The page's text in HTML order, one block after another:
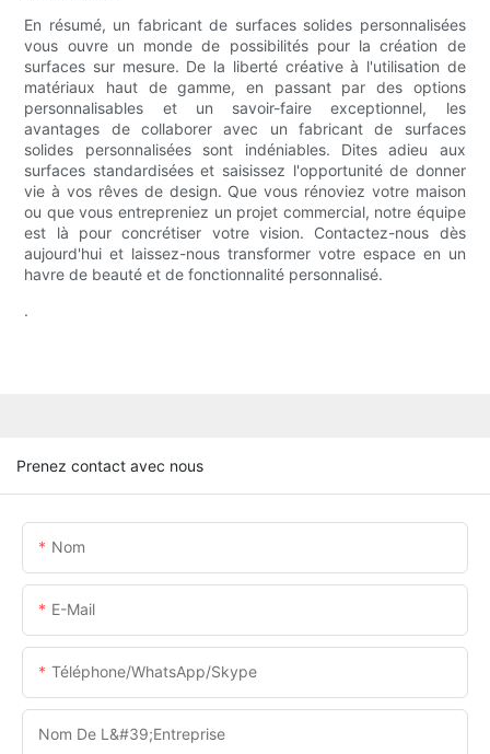
En résumé, un fabricant de surfaces solides personnalisées
vous ouvre un monde de possibilités pour la création de
surfaces sur mesure. De la liberté créative à l'utilisation de
matériaux haut de gamme, en passant par des options
personnalisables et un savoir-faire exceptionnel, les
avantages de collaborer avec un fabricant de surfaces
solides personnalisées sont indéniables. Dites adieu aux
surfaces standardisées et saisissez l'opportunité de donner
vie à vos rêves de design. Que vous rénoviez votre maison
ou que vous entrepreniez un projet commercial, notre équipe
est là pour concrétiser votre vision. Contactez-nous dès
aujourd'hui et laissez-nous transformer votre espace en un
havre de beauté et de fonctionnalité personnalisé.
.
Prenez contact avec nous
Nom
E-Mail
Téléphone/WhatsApp/Skype
Nom De L&#39;entreprise